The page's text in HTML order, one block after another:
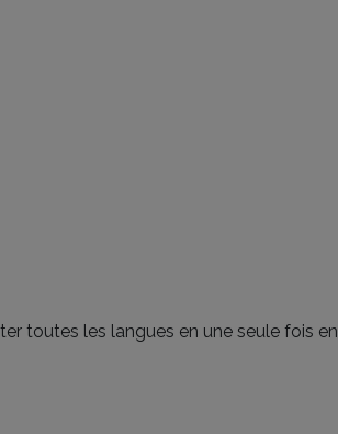
toutes les langues en une seule fois en